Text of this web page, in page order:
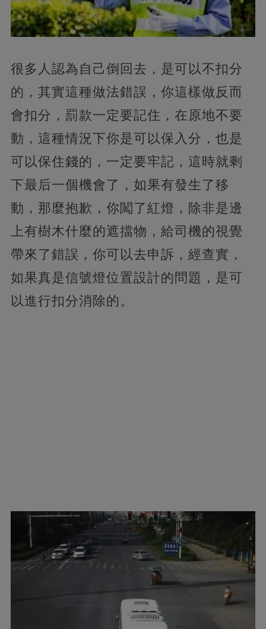
很多人認為自己倒回去， 是可以不扣分
的，其實這種做法錯誤，你這樣做反而
會扣分，罰款一定要記住，在原地不要
動，這種情況下你是可以保入分，也是
可以保住錢的，一定要牢記，這時就剩
下最后一個機會了， 如果有發生了移
動，那麼抱歉，你闖了紅燈，除非是邊
上有樹木什麼的遮擋物，給司機的視覺
帶來了錯誤，你可以去申訴，經查實，
如果真是信號燈位置設計的問題，是可
以進行扣分消除的。